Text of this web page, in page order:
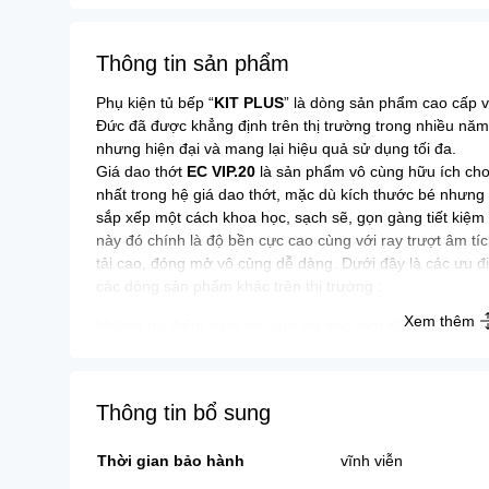
Bồn tắm
Thông tin sản phẩm
Phụ kiện tủ bếp “KIT PLUS” là dòng sản phẩm cao cấp
Đức đã được khẳng định trên thị trường trong nhiều
nhưng hiện đại và mang lại hiệu quả sử dụng tối đa.
Giá dao thớt EC VIP.20 là sản phẩm vô cùng hữu ích
nhất trong hệ giá dao thớt, mặc dù kích thước bé
sắp xếp một cách khoa học, sạch sẽ, gọn gàng tiết
này đó chính là độ bền cực cao cùng với ray trượt âm
tải cao, đóng mở vô cùng dễ dàng. Dưới đây là các ưu
Những ưu điểm vượt trội của giá dao thớt KIT PLUS
đơn giản dễ dàng vệ sinh.
trẻ nhỏ.
Xem thêm
Thông tin bổ sung
Thời gian bảo hành vĩnh viễn